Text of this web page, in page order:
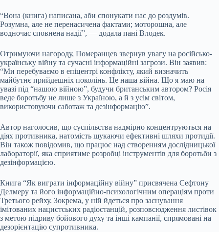
“Вона (книга) написана, аби спонукати нас до роздумів.
Розумна, але не перенасичена фактами; моторошна, але
водночас сповнена надії”, — додала пані Влодек.
Отримуючи нагороду, Померанцев звернув увагу на російсько-
українську війну та сучасні інформаційні загрози. Він заявив:
“Ми перебуваємо в епіцентрі конфлікту, який визначить
майбутнє прийдешніх поколінь. Це наша війна. Що я маю на
увазі під “нашою війною”, будучи британським автором? Росія
веде боротьбу не лише з Україною, а й з усім світом,
використовуючи саботаж та дезінформацію”.
Автор наголосив, що суспільства надмірно концентруються на
діях противника, натомість шукаючи ефективні шляхи протидії.
Він також повідомив, що працює над створенням дослідницької
лабораторії, яка сприятиме розробці інструментів для боротьби з
дезінформацією.
Книга “Як виграти інформаційну війну” присвячена Сефтону
Делмеру та його інформаційно-психологічним операціям проти
Третього рейху. Зокрема, у ній йдеться про заснування
імітованих нацистських радіостанцій, розповсюдження листівок
з метою підриву бойового духу та інші кампанії, спрямовані на
дезорієнтацію супротивника.